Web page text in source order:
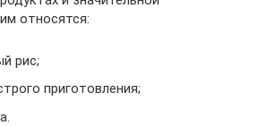
относятся:
рис;
приготовления;